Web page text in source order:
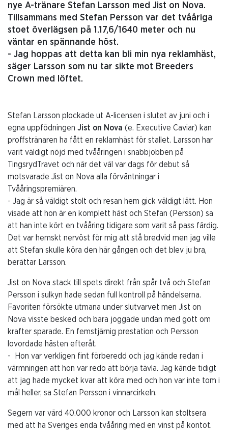
nye A-tränare Stefan Larsson med Jist on Nova.
Tillsammans med Stefan Persson var det tvååriga
stoet överlägsen på 1.17,6/1640 meter och nu
väntar en spännande höst.
- Jag hoppas att detta kan bli min nya reklamhäst,
säger Larsson som nu tar sikte mot Breeders
Crown med löftet.
Stefan Larsson plockade ut A-licensen i slutet av juni och i
egna uppfödningen Jist on Nova (e. Executive Caviar) kan
proffstränaren ha fått en reklamhäst för stallet. Larsson har
varit väldigt nöjd med tvååringen i snabbjobben på
TingsrydTravet och när det väl var dags för debut så
motsvarade Jist on Nova alla förväntningar i
Tvååringspremiären.
- Jag är så väldigt stolt och resan hem gick väldigt lätt. Hon
visade att hon är en komplett häst och Stefan (Persson) sa
att han inte kört en tvååring tidigare som varit så pass färdig.
Det var hemskt nervöst för mig att stå bredvid men jag ville
att Stefan skulle köra den här gången och det blev ju bra,
berättar Larsson.
Jist on Nova stack till spets direkt från spår två och Stefan
Persson i sulkyn hade sedan full kontroll på händelserna.
Favoriten försökte utmana under slutvarvet men Jist on
Nova visste besked och bara joggade undan med gott om
krafter sparade. En femstjärnig prestation och Persson
lovordade hästen efteråt.
- Hon var verkligen fint förberedd och jag kände redan i
värmningen att hon var redo att börja tävla. Jag kände tidigt
att jag hade mycket kvar att köra med och hon var inte tom i
mål heller, sa Stefan Persson i vinnarcirkeln.
Segern var värd 40.000 kronor och Larsson kan stoltsera
med att ha Sveriges enda tvååring med en vinst på kontot.